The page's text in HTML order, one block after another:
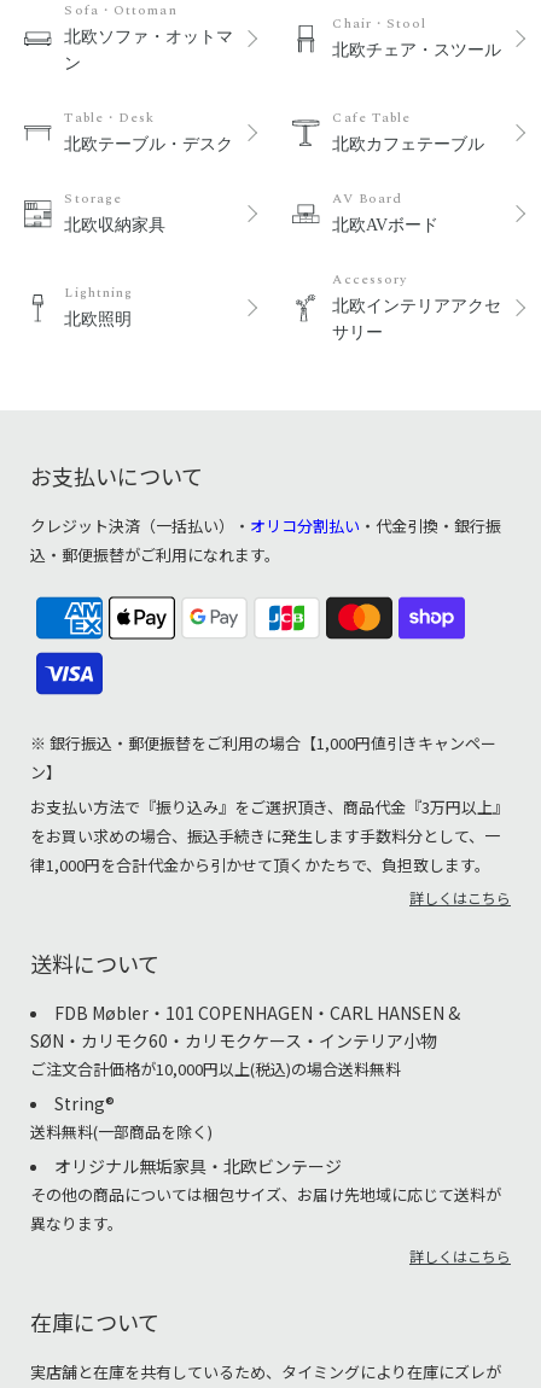
Sofa・Ottoman
北欧ソファ・オットマ
ン
Chair・Stool
北欧チェア・スツール
Table・Desk
北欧テーブル・デスク
Cafe Table
北欧カフェテーブル
Storage
北欧収納家具
AV Board
北欧AVボード
Lightning
北欧照明
Accessory
北欧インテリアアクセ
サリー
お支払いについて
クレジット決済（一括払い）・ オリコ分割払い ・代金引換・銀行振
込・郵便振替がご利用になれます。
※ 銀行振込・郵便振替をご利用の場合【1,000円値引きキャンペー
ン】
お支払い方法で『振り込み』をご選択頂き、商品代金『3万円以上』
をお買い求めの場合、振込手続きに発生します手数料分として、一
律1,000円を合計代金から引かせて頂くかたちで、負担致します。
詳しくはこちら
送料について
FDB Møbler・101 COPENHAGEN・CARL HANSEN &
SØN・カリモク60・カリモクケース・インテリア小物
ご注文合計価格が10,000円以上(税込)の場合送料無料
String®︎
送料無料(一部商品を除く)
オリジナル無垢家具・北欧ビンテージ
その他の商品については梱包サイズ、お届け先地域に応じて送料が
異なります。
詳しくはこちら
在庫について
実店舗と在庫を共有しているため、タイミングにより在庫にズレが